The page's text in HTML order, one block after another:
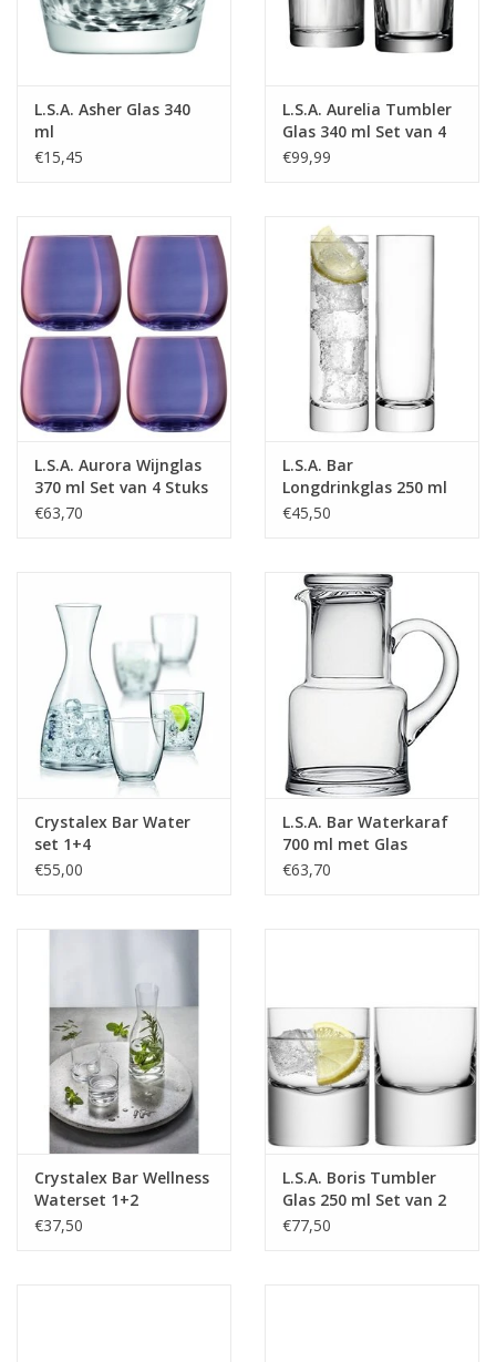
L.S.A. Asher Glas 340
ml
€15,45
L.S.A. Aurelia Tumbler
Glas 340 ml Set van 4
Stuks
€99,99
L.S.A. Aurora Wijnglas
370 ml Set van 4 Stuks
€63,70
L.S.A. Bar
Longdrinkglas 250 ml
Set van 2 Stuks
€45,50
Crystalex Bar Water
set 1+4
€55,00
L.S.A. Bar Waterkaraf
700 ml met Glas
€63,70
Crystalex Bar Wellness
Waterset 1+2
€37,50
L.S.A. Boris Tumbler
Glas 250 ml Set van 2
Stuks
€77,50